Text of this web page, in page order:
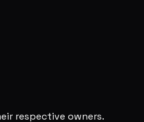
respective owners.